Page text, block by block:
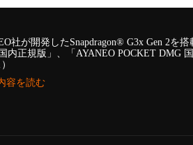
社が開発したSnapdragon® G3x Gen 2を
国内正規版」、「AYANEO POCKET DMG
容を読む